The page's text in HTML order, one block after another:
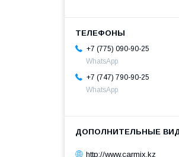
+7 (775) 090-90-25
WhatsApp
+7 (747) 790-90-25
WhatsApp
http://www.carmix.kz